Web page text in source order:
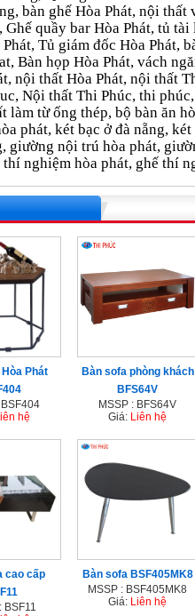
bàn ghế Hòa Phát, nội
Ghế quầy bar Hòa Phát, tủ
Tủ giám đốc Hòa Phát,
Bàn họp Hòa Phát, vách
nội thất Hòa Phát, nội thất
Nội thất Thi Phúc, thi
từ ống thép, bộ bàn ăn
phát, két bạc ở đà nẵng,
giường nội trú hòa phát,
nghiệm hòa phát, ghế thí
Phát
hệ
Bàn sofa phòng khách
BFS64V
MSSP : BFS64V
Giá: Liên hệ
cao cấp
BSF11
Bàn sofa BSF405MK8
MSSP : BSF405MK8
Giá: Liên hệ